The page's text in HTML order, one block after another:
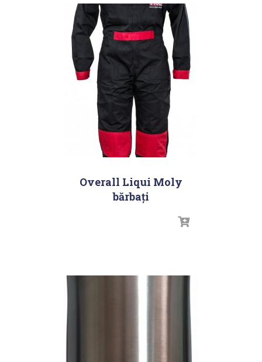
Overall Liqui Moly
bărbați